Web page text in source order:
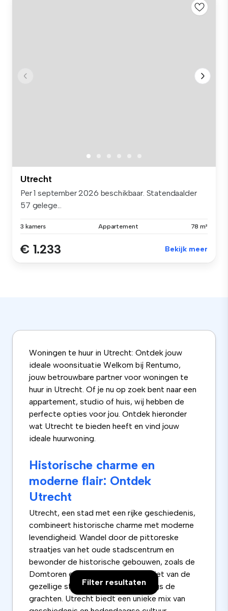
Filter resultaten
Utrecht
Per 1 september 2026 beschikbaar. Statendaalder
57 gelege...
3 kamers Appartement 78 m²
€ 1.233 Bekijk meer
Woningen te huur in Utrecht: Ontdek jouw
ideale woonsituatie Welkom bij Rentumo,
jouw betrouwbare partner voor woningen te
huur in Utrecht. Of je nu op zoek bent naar een
appartement, studio of huis, wij hebben de
perfecte opties voor jou. Ontdek hieronder
wat Utrecht te bieden heeft en vind jouw
ideale huurwoning.
Historische charme en
moderne flair: Ontdek
Utrecht
Utrecht, een stad met een rijke geschiedenis,
combineert historische charme met moderne
levendigheid. Wandel door de pittoreske
straatjes van het oude stadscentrum en
bewonder de historische gebouwen, zoals de
Domtoren en de Oudegracht. Geniet van de
gezellige sfeer op de terrassen langs de
grachten. Utrecht biedt een unieke mix van